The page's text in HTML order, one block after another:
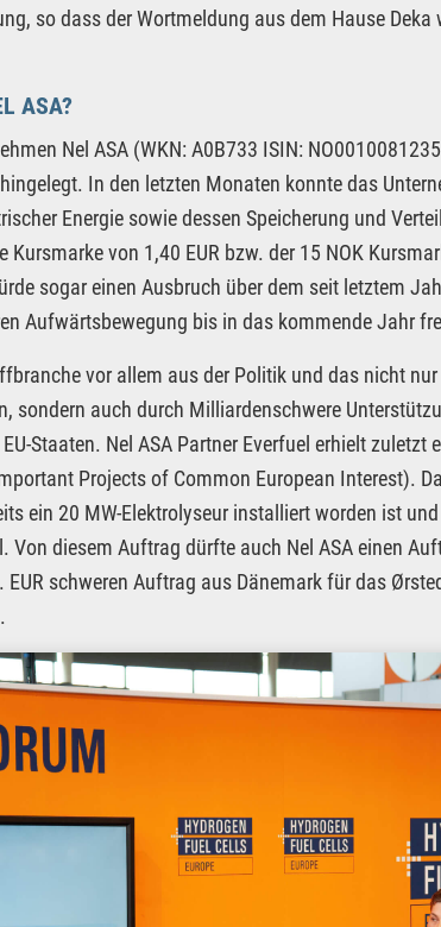
so dass der Wortmeldung aus dem Hause
ASA?
Nel ASA (WKN: A0B733 ISIN:
In den letzten Monaten konnte das
Energie sowie dessen Speicherung und
von 1,40 EUR bzw. der 15 NOK
sogar einen Ausbruch über dem seit letztem
Aufwärtsbewegung bis in das kommende Jahr
vor allem aus der Politik und das nicht
sondern auch durch Milliardenschwere
Staaten. Nel ASA Partner Everfuel erhielt zuletzt
Projects of Common European Interest).
ein 20 MW-Elektrolyseur installiert worden ist
Von diesem Auftrag dürfte auch Nel ASA einen
schweren Auftrag aus Dänemark für das